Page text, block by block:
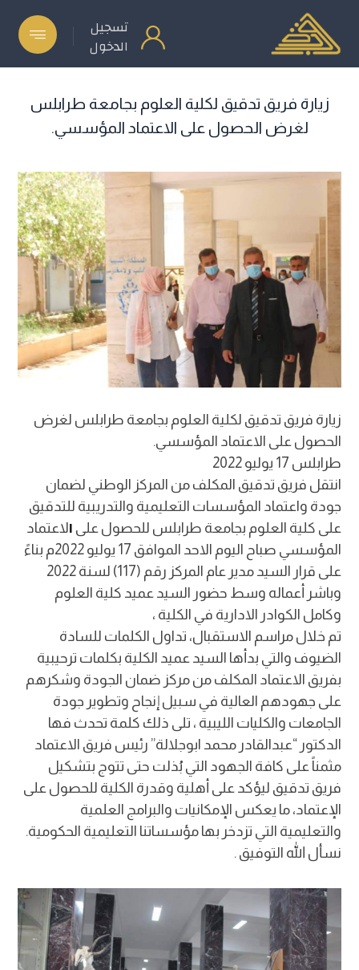
تسجيل
الدخول
زيارة فريق تدقيق لكلية العلوم بجامعة طرابلس
لغرض الحصول على الاعتماد المؤسسي.
زيارة فريق تدقيق لكلية العلوم بجامعة طرابلس لغرض
الحصول على الاعتماد المؤسسي.
طرابلس 17 يوليو 2022
انتقل فريق تدقيق المكلف من المركز الوطني لضمان
جودة واعتماد المؤسسات التعليمية والتدريبية للتدقيق
على كلية العلوم بجامعة طرابلس للحصول على الاعتماد
المؤسسي صباح اليوم الاحد الموافق 17 يوليو 2022م بناءً
على قرار السيد مدير عام المركز رقم (117) لسنة 2022
وباشر أعماله وسط حضور السيد عميد كلية العلوم
وكامل الكوادر الادارية في الكلية ،
تم خلال مراسم الاستقبال، تداول الكلمات للسادة
الضيوف والتي بدأها السيد عميد الكلية بكلمات ترحيبية
بفريق الاعتماد المكلف من مركز ضمان الجودة وشكرهم
على جهودهم العالية في سبيل إنجاح وتطوير جودة
الجامعات والكليات الليبية ، تلى ذلك كلمة تحدث فها
الدكتور “عبدالقادر محمد ابوجلالة” رئيس فريق الاعتماد
مثمناً على كافة الجهود التي بُذلت حتى تتوج بتشكيل
فريق تدقيق ليؤكد على أهلية وقدرة الكلية للحصول على
الإعتماد، ما يعكس الإمكانيات والبرامج العلمية
والتعليمية التي تزدخر بها مؤسساتنا التعليمية الحكومية.
نسأل الله التوفيق .